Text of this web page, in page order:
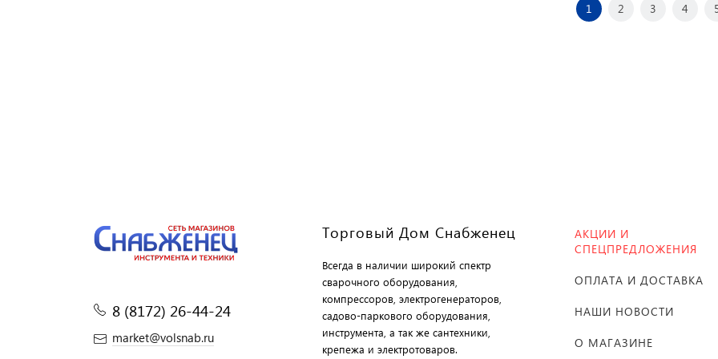
1 2 3 4
8 (8172) 26-44-24
market@volsnab.ru
Торговый Дом Снабженец
Всегда в наличии широкий спектр
сварочного оборудования,
компрессоров, электрогенераторов,
садово-паркового оборудования,
инструмента, а так же сантехники,
крепежа и электротоваров.
АКЦИИ И
СПЕЦПРЕДЛОЖЕНИЯ
ОПЛАТА И ДОСТАВКА
НАШИ НОВОСТИ
О МАГАЗИНЕ